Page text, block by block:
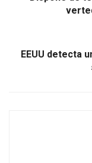
EEUU detecta